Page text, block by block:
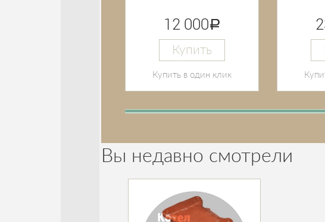
12 000руб.
Купить
Купить в один клик
Вы недавно смотрели